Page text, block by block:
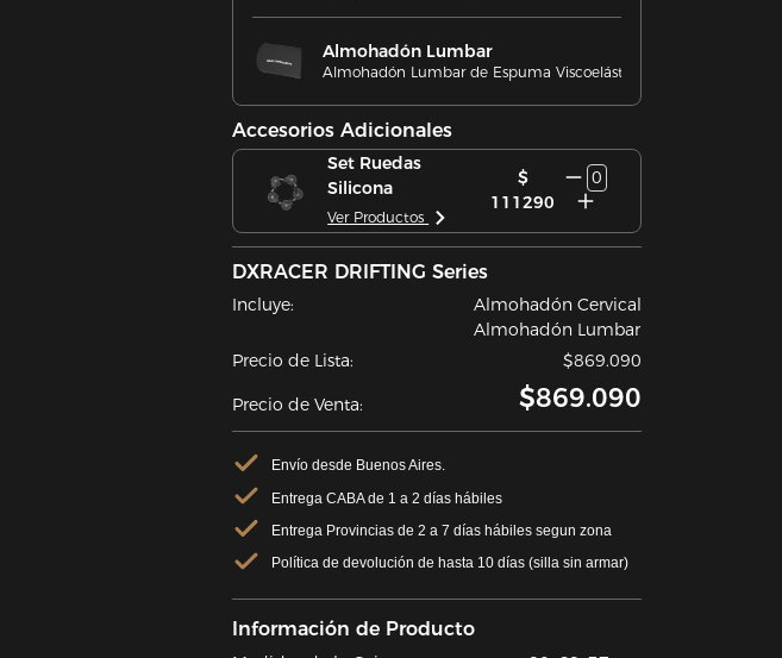
Almohadón Lumbar
Almohadón Lumbar de Espuma Viscoelástica
Accesorios Adicionales
Set Ruedas
Silicona
Ver Productos
$
111290
0
DXRACER DRIFTING Series
Incluye:
Almohadón Cervical
Almohadón Lumbar
Precio de Lista:
$869.090
Precio de Venta: $869.090
Envío desde Buenos Aires.
Entrega CABA de 1 a 2 días hábiles
Entrega Provincias de 2 a 7 días hábiles segun zona
Política de devolución de hasta 10 días (silla sin armar)
Información de Producto